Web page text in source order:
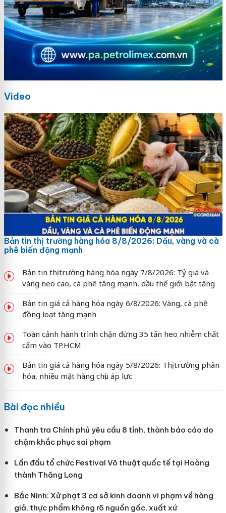
Video
Bản tin thị trường hàng hóa 8/8/2026: Dầu, vàng và cà
phê biến động mạnh
Bản tin thị trường hàng hóa ngày 7/8/2026: Tỷ giá và
vàng neo cao, cà phê tăng mạnh, dầu thế giới bật tăng
Bản tin giá cả hàng hóa ngày 6/8/2026: Vàng, cà phê
đồng loạt tăng mạnh
Toàn cảnh hành trình chặn đứng 35 tấn heo nhiễm chất
cấm vào TP.HCM
Bản tin giá cả hàng hóa ngày 5/8/2026: Thị trường phân
hóa, nhiều mặt hàng chịu áp lực
Bài đọc nhiều
Thanh tra Chính phủ yêu cầu 8 tỉnh, thành báo cáo do
chậm khắc phục sai phạm
Lần đầu tổ chức Festival Võ thuật quốc tế tại Hoàng
thành Thăng Long
Bắc Ninh: Xử phạt 3 cơ sở kinh doanh vi phạm về hàng
giả, thực phẩm không rõ nguồn gốc, xuất xứ